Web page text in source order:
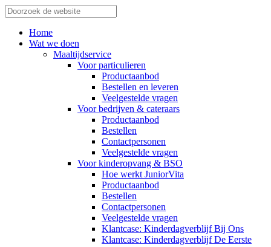
Home
Wat we doen
Maaltijdservice
Voor particulieren
Productaanbod
Bestellen en leveren
Veelgestelde vragen
Voor bedrijven & cateraars
Productaanbod
Bestellen
Contactpersonen
Veelgestelde vragen
Voor kinderopvang & BSO
Hoe werkt JuniorVita
Productaanbod
Bestellen
Contactpersonen
Veelgestelde vragen
Klantcase: Kinderdagverblijf Bij Ons
Klantcase: Kinderdagverblijf De Eerste